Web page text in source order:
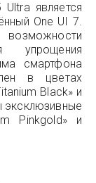
является
One UI 7.
упрощения
смартфона
в цветах
Black» и
эксклюзивные
Pinkgold» и